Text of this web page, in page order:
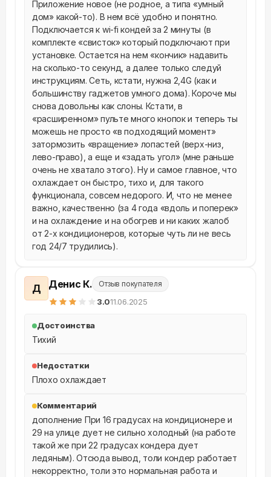
Приложение новое (не родное, а типа «умный
дом» какой-то). В нем всё удобно и понятно.
Подключается к wi-fi кондей за 2 минуты (в
комплекте «свисток» который подключают при
установке. Остается на нем «кончик» надавить
на сколько-то секунд, а далее только следуй
инструкциям. Сеть, кстати, нужна 2,4G (как и
большинству гаджетов умного дома). Короче мы
снова довольны как слоны. Кстати, в
«расширенном» пульте много кнопок и теперь ты
можешь не просто «в подходящий момент»
затормозить «вращение» лопастей (верх-низ,
лево-право), а еще и «задать угол» (мне раньше
очень не хватало этого). Ну и самое главное, что
охлаждает он быстро, тихо и, для такого
функционала, совсем недорого. И, что не менее
важно, качественно (за 4 года «вдоль и поперек»
и на охлаждение и на обогрев и ни каких жалоб
от 2-х кондиционеров, которые чуть ли не весь
год 24/7 трудились).
Д Денис К. Отзыв покупателя
3.011.06.2025
Достоинства
Тихий
Недостатки
Плохо охлаждает
Комментарий
дополнение При 16 градусах на кондиционере и
29 на улице дует не сильно холодный (на работе
такой же при 22 градусах кондера дует
ледяным). Отсюда вывод, толи кондер работает
некорректно, толи это нормальная работа и